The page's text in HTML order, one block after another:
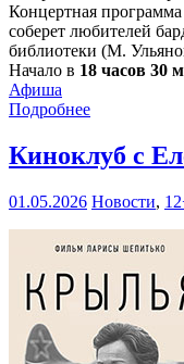
Концертная
соберет любителей
библиотеки (М.
Начало в 18 часов 30
Афиша
Подробнее
Киноклуб с
01.05.2026 Новости,